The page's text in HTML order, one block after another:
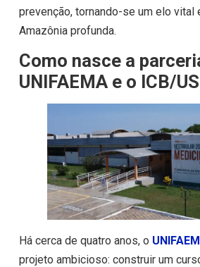
prevenção, tornando-se um elo vital
Amazônia profunda.
Como nasce a
UNIFAEMA e o ICB/
Há cerca de quatro anos, o
projeto ambicioso: construir um